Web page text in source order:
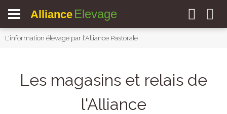
Alliance Elevage
L'information élevage par l'Alliance Pastorale
Les magasins et relais de
l'Alliance